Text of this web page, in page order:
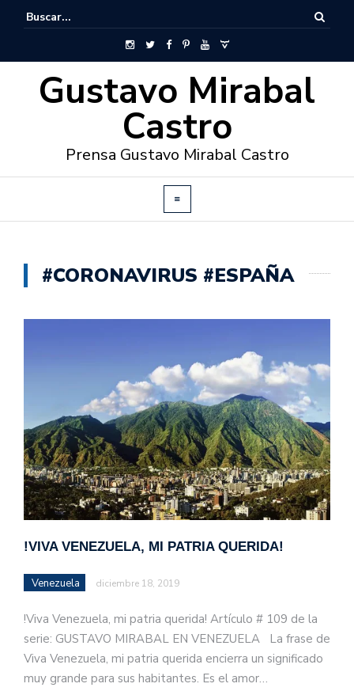
Gustavo Mirabal
Castro
Prensa Gustavo Mirabal Castro
#CORONAVIRUS #ESPAÑA
!VIVA VENEZUELA, MI PATRIA QUERIDA!
Venezuela diciembre 18, 2019
!Viva Venezuela, mi patria querida! Artículo # 109 de la
serie: GUSTAVO MIRABAL EN VENEZUELA La frase de
Viva Venezuela, mi patria querida encierra un significado
muy grande para sus habitantes. Es el amor…